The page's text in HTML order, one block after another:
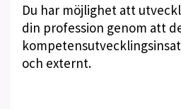
Du har möjlighet att
din profession genom att
och externt.